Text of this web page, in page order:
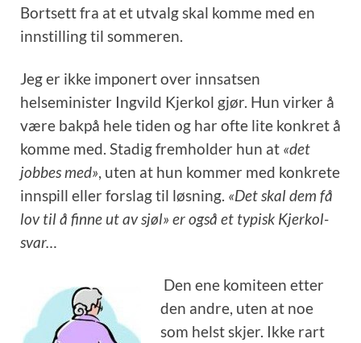
Bortsett fra at et utvalg skal komme med en
innstilling til sommeren.
Jeg er ikke imponert over innsatsen
helseminister Ingvild Kjerkol gjør. Hun virker å
være bakpå hele tiden og har ofte lite konkret å
komme med. Stadig fremholder hun at «det
jobbes med», uten at hun kommer med konkrete
innspill eller forslag til løsning. «Det skal dem få
lov til å finne ut av sjøl» er også et typisk Kjerkol-
svar…
Den ene komiteen etter
den andre, uten at noe
som helst skjer. Ikke rart